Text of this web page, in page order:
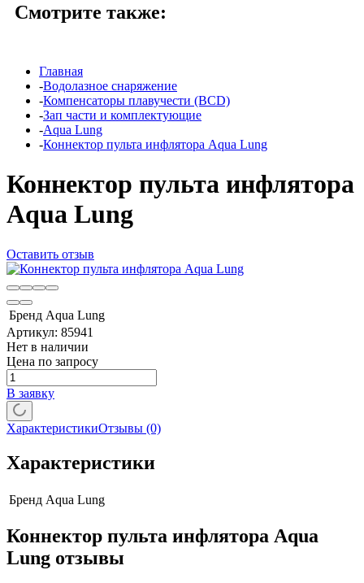
Смотрите также:
Главная
-Водолазное снаряжение
-Компенсаторы плавучести (BCD)
-Зап части и комплектующие
-Aqua Lung
-Коннектор пульта инфлятора Aqua Lung
Коннектор пульта инфлятора
Aqua Lung
Оставить отзыв
Бренд Aqua Lung
Артикул: 85941
Нет в наличии
Цена по запросу
В заявку
ХарактеристикиОтзывы (0)
Характеристики
Бренд Aqua Lung
Коннектор пульта инфлятора Aqua
Lung отзывы